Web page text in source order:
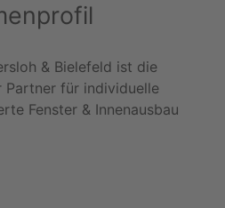
& Bielefeld ist die
Partner für individuelle
Fenster & Innenausbau